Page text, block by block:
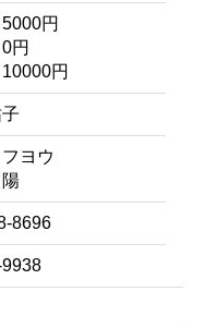
円
円
円
ヨウ
8696